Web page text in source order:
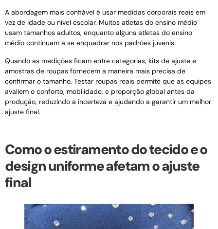
A abordagem mais confiável é usar medidas corporais reais em
vez de idade ou nível escolar. Muitos atletas do ensino médio
usam tamanhos adultos, enquanto alguns atletas do ensino
médio continuam a se enquadrar nos padrões juvenis.
Quando as medições ficam entre categorias, kits de ajuste e
amostras de roupas fornecem a maneira mais precisa de
confirmar o tamanho. Testar roupas reais permite que as equipes
avaliem o conforto, mobilidade, e proporção global antes da
produção, reduzindo a incerteza e ajudando a garantir um melhor
ajuste final.
Como o estiramento do tecido e o
design uniforme afetam o ajuste
final